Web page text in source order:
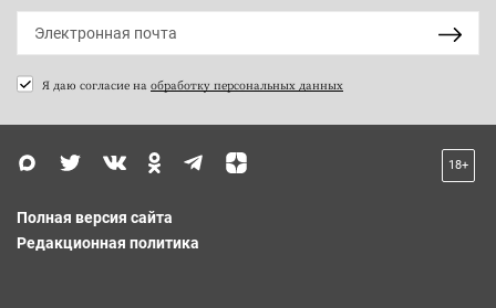
Я даю согласие на обработку персональных данных
18+
Полная версия сайта
Редакционная политика